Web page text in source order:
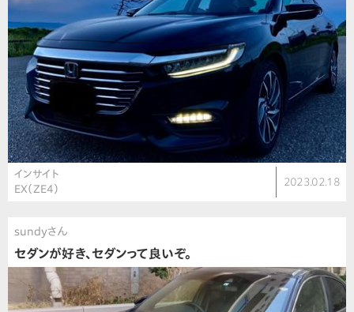
インサイト
EX（ZE4）
2023.02.18
sundyさん
セダンが好き、セダンって良いぞ。